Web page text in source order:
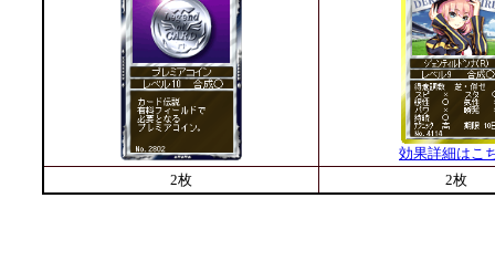
効果詳細はこ
2枚
2枚